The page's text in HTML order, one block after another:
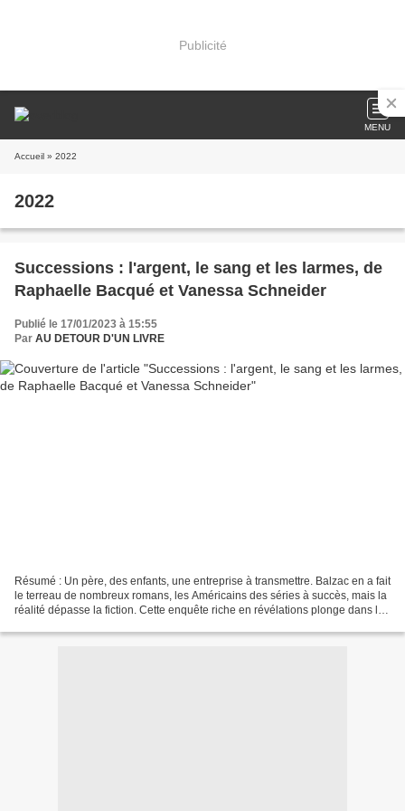
Publicité
MENU
Accueil » 2022
2022
Successions : l'argent, le sang et les larmes, de
Raphaelle Bacqué et Vanessa Schneider
Publié le 17/01/2023 à 15:55
Par AU DETOUR D'UN LIVRE
Résumé : Un père, des enfants, une entreprise à transmettre. Balzac en a fait
le terreau de nombreux romans, les Américains des séries à succès, mais la
réalité dépasse la fiction. Cette enquête riche en révélations plonge dans les